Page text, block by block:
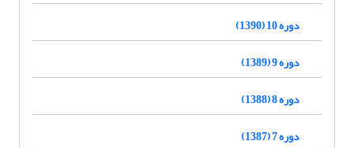
دوره 10 (1390)
دوره 9 (1389)
دوره 8 (1388)
دوره 7 (1387)